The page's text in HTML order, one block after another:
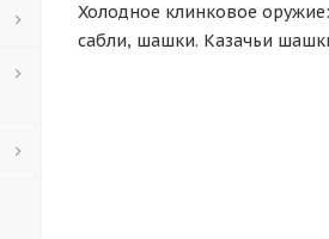
Холодное клинковое
сабли, шашки. Казачьи